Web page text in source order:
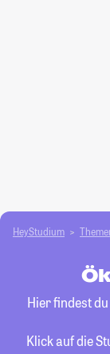
HeyStudium
Hier findest
Klick auf die